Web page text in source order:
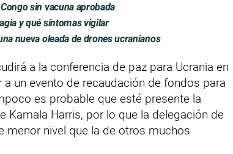
sin vacuna aprobada
y qué síntomas vigilar
nueva oleada de drones ucranianos
a la conferencia de paz para Ucrania en
a un evento de recaudación de fondos para
es probable que esté presente la
Kamala Harris, por lo que la delegación de
menor nivel que la de otros muchos